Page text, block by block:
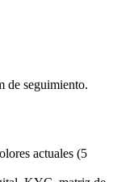
de seguimiento.
actuales (5